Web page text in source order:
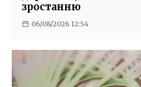
зростанню
06/08/2026 12:54